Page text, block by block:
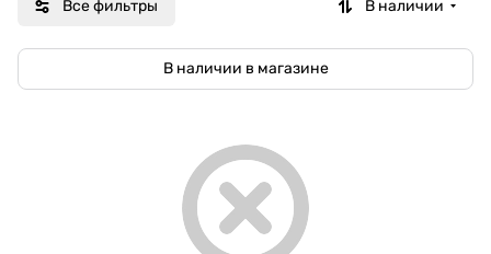
Все фильтры В наличии
В наличии в магазине